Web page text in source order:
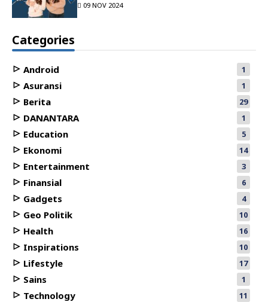
09 NOV 2024
Categories
Android 1
Asuransi 1
Berita 29
DANANTARA 1
Education 5
Ekonomi 14
Entertainment 3
Finansial 6
Gadgets 4
Geo Politik 10
Health 16
Inspirations 10
Lifestyle 17
Sains 1
Technology 11